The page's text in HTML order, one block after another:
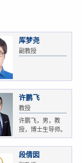
厍梦尧
副教授
许鹏飞
教授
许鹏飞，男，教
授，博士生导师。
获...
段倩囡